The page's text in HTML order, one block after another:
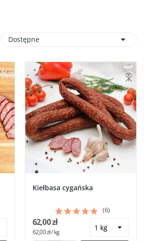
Dostępne 
Kiełbasa cygańska
(6)
62,00 zł
62,00 zł / kg